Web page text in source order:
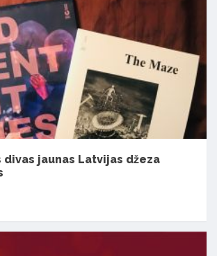
jaunas Latvijas džeza